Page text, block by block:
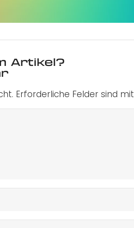
Artikel?
Erforderliche Felder sind mit